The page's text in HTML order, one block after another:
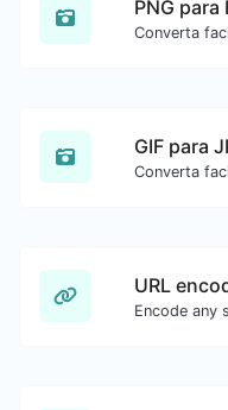
PNG para
GIF para
URL